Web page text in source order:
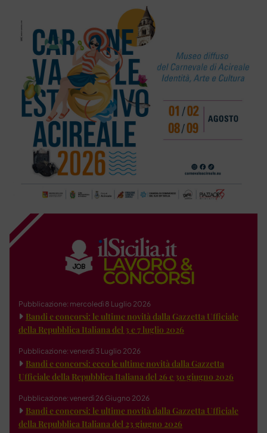
Pubblicazione: mercoledì 8 Luglio 2026
Bandi e concorsi: le ultime novità dalla Gazzetta Ufficiale
della Repubblica Italiana del 3 e 7 luglio 2026
Pubblicazione: venerdì 3 Luglio 2026
Bandi e concorsi: ecco le ultime novità dalla Gazzetta
Ufficiale della Repubblica Italiana del 26 e 30 giugno 2026
Pubblicazione: venerdì 26 Giugno 2026
Bandi e concorsi: le ultime novità dalla Gazzetta Ufficiale
della Repubblica Italiana del 23 giugno 2026